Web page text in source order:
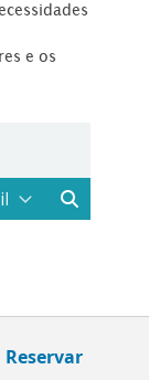
e os
Reservar